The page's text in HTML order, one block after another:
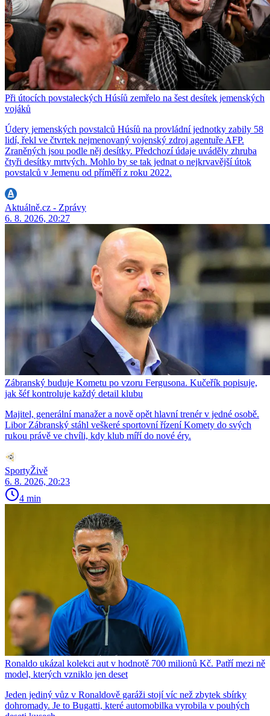
Při útocích povstaleckých Húsíů zemřelo na šest desítek jemenských
vojáků
Údery jemenských povstalců Húsíů na provládní jednotky zabily 58
lidí, řekl ve čtvrtek nejmenovaný vojenský zdroj agentuře AFP.
Zraněných jsou podle něj desítky. Předchozí údaje uváděly zhruba
čtyři desítky mrtvých. Mohlo by se tak jednat o nejkrvavější útok
povstalců v Jemenu od příměří z roku 2022.
Aktuálně.cz - Zprávy
6. 8. 2026, 20:27
Zábranský buduje Kometu po vzoru Fergusona. Kučeřík popisuje,
jak šéf kontroluje každý detail klubu
Majitel, generální manažer a nově opět hlavní trenér v jedné osobě.
Libor Zábranský stáhl veškeré sportovní řízení Komety do svých
rukou právě ve chvíli, kdy klub míří do nové éry.
SportyŽivě
6. 8. 2026, 20:23
4 min
Ronaldo ukázal kolekci aut v hodnotě 700 milionů Kč. Patří mezi ně
model, kterých vzniklo jen deset
Jeden jediný vůz v Ronaldově garáži stojí víc než zbytek sbírky
dohromady. Je to Bugatti, které automobilka vyrobila v pouhých